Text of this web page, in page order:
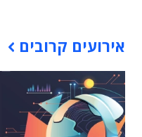
אירועים קרובים